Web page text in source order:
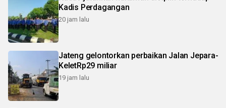
Kadis Perdagangan
20 jam lalu
Jateng gelontorkan perbaikan Jalan Jepara-
KeletRp29 miliar
19 jam lalu